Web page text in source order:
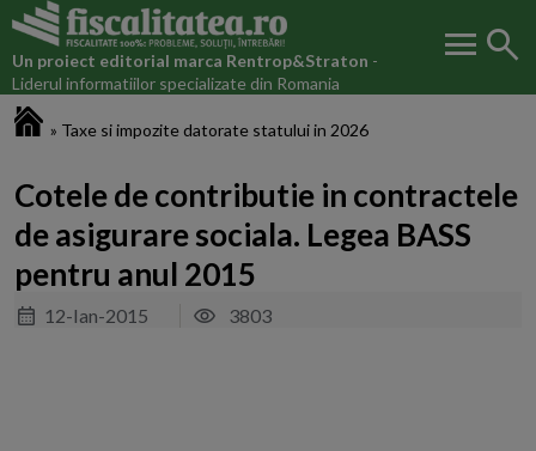
Un proiect editorial marca Rentrop&Straton -
Liderul informatiilor specializate din Romania
menu search
» Taxe si impozite datorate statului in 2026
Cotele de contributie in contractele
de asigurare sociala. Legea BASS
pentru anul 2015
12-Ian-2015 3803